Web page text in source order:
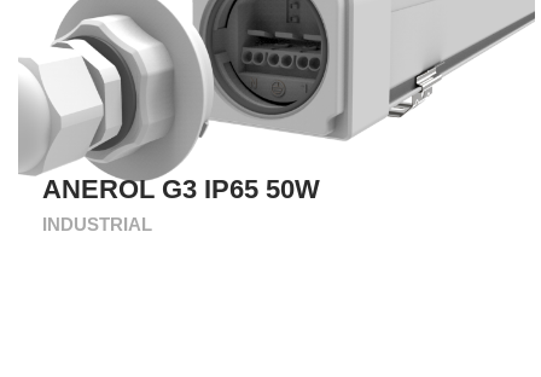
ANEROL G3 IP65 50W
INDUSTRIAL